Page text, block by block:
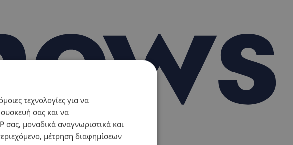
τεχνολογίες για να
σας και να
μοναδικά αναγνωριστικά και
μέτρηση διαφημίσεων